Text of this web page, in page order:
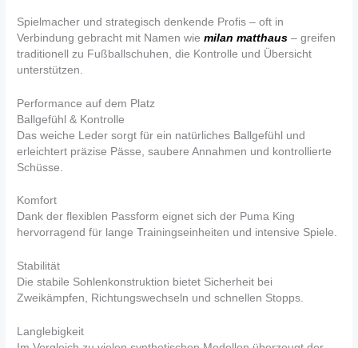
Spielmacher und strategisch denkende Profis – oft in
Verbindung gebracht mit Namen wiemilan matthaus – greifen
traditionell zu Fußballschuhen, die Kontrolle und Übersicht
unterstützen.
Performance auf dem Platz
Ballgefühl & Kontrolle
Das weiche Leder sorgt für ein natürliches Ballgefühl und
erleichtert präzise Pässe, saubere Annahmen und kontrollierte
Schüsse.
Komfort
Dank der flexiblen Passform eignet sich der Puma King
hervorragend für lange Trainingseinheiten und intensive Spiele.
Stabilität
Die stabile Sohlenkonstruktion bietet Sicherheit bei
Zweikämpfen, Richtungswechseln und schnellen Stopps.
Langlebigkeit